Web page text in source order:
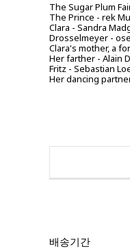
The Sugar Plum
The Prince - rek
Clara - Sandra
Drosselmeyer -
Clara's mother, a
Her farther - Alain
Fritz - Sebastian
Her dancing
배송기간